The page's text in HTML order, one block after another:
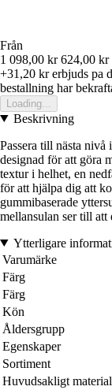
Från
1 098,00 kr 624,00 kr
+31,20 krerbjuds pa
bestallning har
Loading...
Beskrivning
Passera till nästa nivå
designad för att göra
textur i helhet, en
för att hjälpa dig att
gummibaserade
mellansulan ser till att
Ytterligare
Varumärke
Färg
Färg
Kön
Åldersgrupp
Egenskaper
Sortiment
Huvudsakligt material